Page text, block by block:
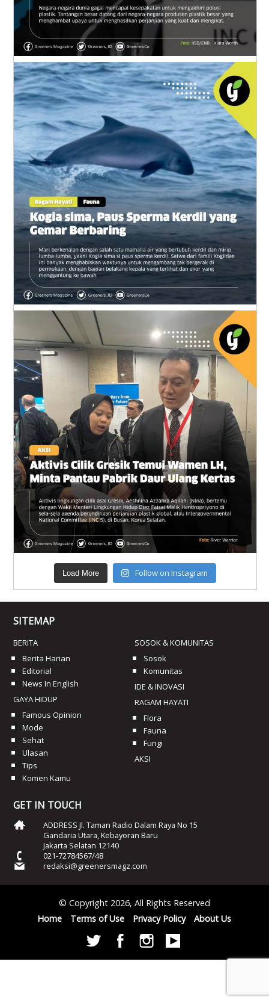
Load More Follow on Instagram
SITEMAP
BERITA
Berita Harian
Editorial
News In English
GAYA HIDUP
Famous Opinion
Mode
Sehat
Ulasan
Tips
Komen Kamu
SOSOK & KOMUNITAS
Sosok
Komunitas
IDE & INOVASI
RAGAM HAYATI
Flora
Fauna
Fungi
AKSI
GET IN TOUCH
ADDRESS Jl. Taman Radio Dalam Raya No 15
Gandaria Utara, Kebayoran Baru
Jakarta Selatan 12140
021-72784567/48
redaksi@greenersmagz.com
© Copyright 2026, All Rights Reserved
Home
Terms of Use Privacy Policy About Us